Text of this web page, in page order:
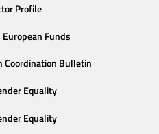
Profile
European Funds
Bulletin
Equality
Equality